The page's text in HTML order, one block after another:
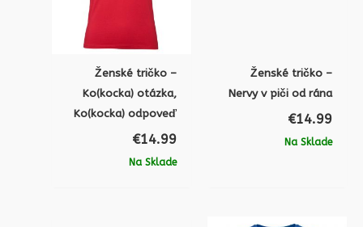
Ženské tričko –
Ko(kocka) otázka,
Ko(kocka) odpoveď
€14.99
Na Sklade
Ženské tričko –
Nervy v piči od rána
€14.99
Na Sklade